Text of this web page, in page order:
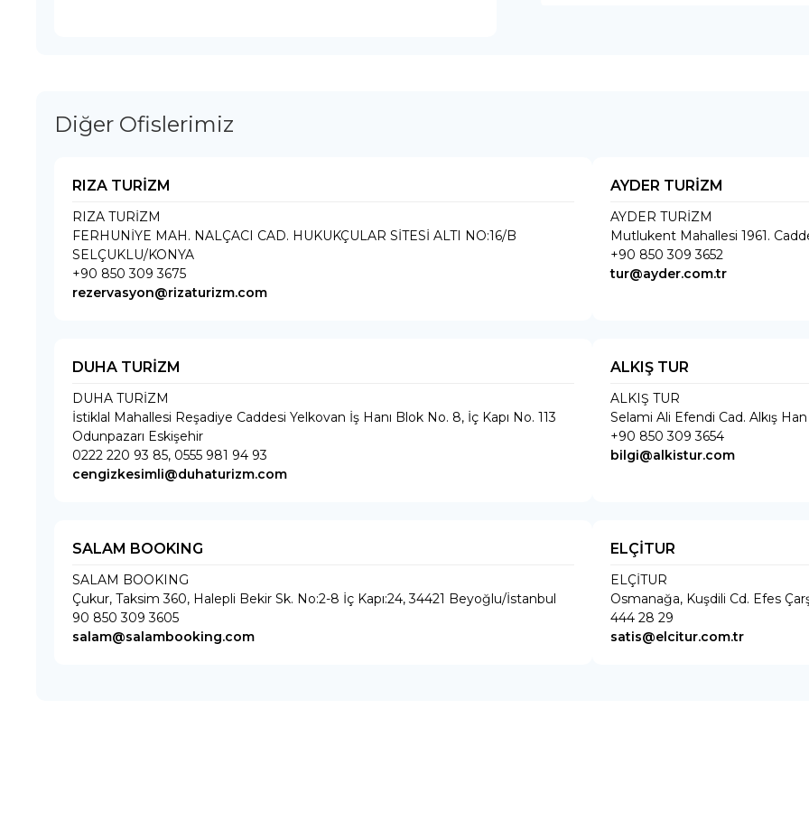
Diğer Ofislerimiz
RIZA TURİZM
RIZA TURİZM
FERHUNİYE MAH. NALÇACI CAD. HUKUKÇULAR SİTESİ ALTI NO:16/B
SELÇUKLU/KONYA
+90 850 309 3675
rezervasyon@rizaturizm.com
AYDER TURİZM
AYDER TURİZM
Mutlukent Mahallesi 1961.
+90 850 309 3652
tur@ayder.com.tr
DUHA TURİZM
DUHA TURİZM
İstiklal Mahallesi Reşadiye Caddesi Yelkovan İş Hanı Blok No. 8, İç Kapı No. 113
Odunpazarı Eskişehir
0222 220 93 85, 0555 981 94 93
cengizkesimli@duhaturizm.com
ALKIŞ TUR
ALKIŞ TUR
Selami Ali Efendi Cad. Alkış
+90 850 309 3654
bilgi@alkistur.com
SALAM BOOKING
SALAM BOOKING
Çukur, Taksim 360, Halepli Bekir Sk. No:2-8 İç Kapı:24, 34421 Beyoğlu/İstanbul
90 850 309 3605
salam@salambooking.com
ELÇİTUR
ELÇİTUR
Osmanağa, Kuşdili Cd. Efes
444 28 29
satis@elcitur.com.tr